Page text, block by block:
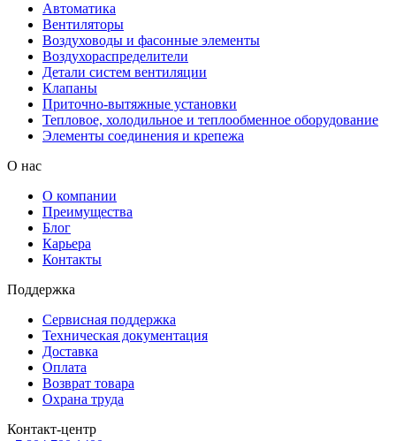
Автоматика
Вентиляторы
Воздуховоды и фасонные элементы
Воздухораспределители
Детали систем вентиляции
Клапаны
Приточно-вытяжные установки
Тепловое, холодильное и теплообменное оборудование
Элементы соединения и крепежа
О нас
О компании
Преимущества
Блог
Карьера
Контакты
Поддержка
Сервисная поддержка
Техническая документация
Доставка
Оплата
Возврат товара
Охрана труда
Контакт-центр